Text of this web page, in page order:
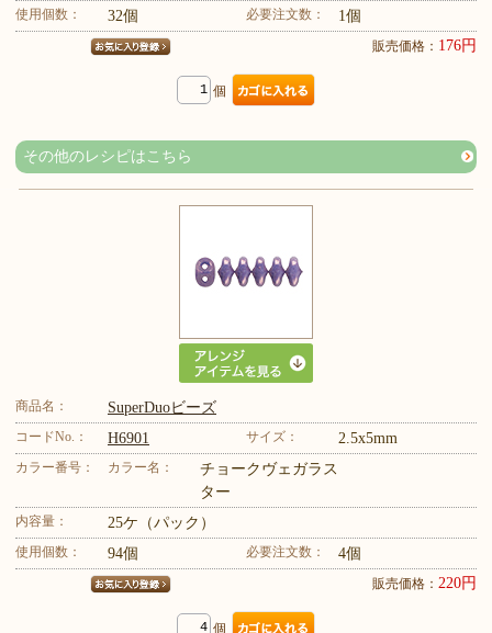
使用個数： 32個 必要注文数： 1個
販売価格： 176円
個
その他のレシピはこちら
商品名： SuperDuoビーズ
コードNo.： H6901 サイズ： 2.5x5mm
カラー番号： カラー名：
チョークヴェガラス
ター
内容量： 25ケ（パック）
使用個数： 94個 必要注文数： 4個
販売価格： 220円
個